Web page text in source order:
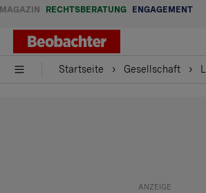
MAGAZIN RECHTSBERATUNG ENGAGEMENT
Startseite Gesellschaft